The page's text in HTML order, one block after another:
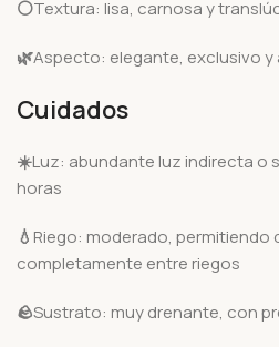
⚪Textura: lisa, carnosa y
🌿Aspecto: elegante, exclusivo
Cuidados
☀️Luz: abundante luz indirecta o
horas
💧 Riego: moderado, permitiendo
completamente entre riegos
🪨Sustrato: muy drenante, con